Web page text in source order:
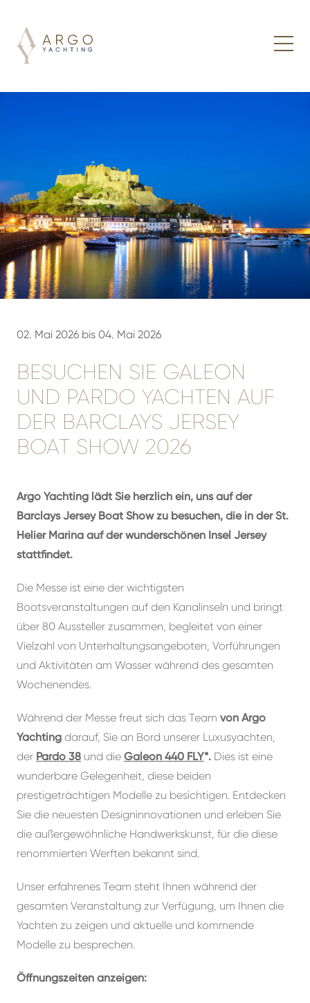
02. Mai 2026 bis 04. Mai 2026
BESUCHEN SIE GALEON
UND PARDO YACHTEN AUF
DER BARCLAYS JERSEY
BOAT SHOW 2026
Argo Yachting lädt Sie herzlich ein, uns auf der
Barclays Jersey Boat Show zu besuchen, die in der St.
Helier Marina auf der wunderschönen Insel Jersey
stattfindet.
Die Messe ist eine der wichtigsten
Bootsveranstaltungen auf den Kanalinseln und bringt
über 80 Aussteller zusammen, begleitet von einer
Vielzahl von Unterhaltungsangeboten, Vorführungen
und Aktivitäten am Wasser während des gesamten
Wochenendes.
Während der Messe freut sich das Team von Argo
Yachting darauf, Sie an Bord unserer Luxusyachten,
der Pardo 38 und die Galeon 440 FLY*. Dies ist eine
wunderbare Gelegenheit, diese beiden
prestigeträchtigen Modelle zu besichtigen. Entdecken
Sie die neuesten Designinnovationen und erleben Sie
die außergewöhnliche Handwerkskunst, für die diese
renommierten Werften bekannt sind.
Unser erfahrenes Team steht Ihnen während der
gesamten Veranstaltung zur Verfügung, um Ihnen die
Yachten zu zeigen und aktuelle und kommende
Modelle zu besprechen.
Öffnungszeiten anzeigen: